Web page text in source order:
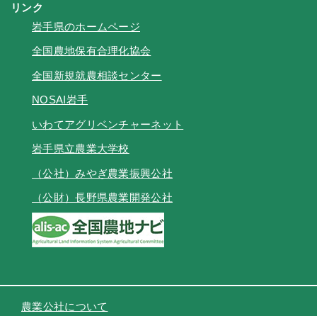
リンク
岩手県のホームページ
全国農地保有合理化協会
全国新規就農相談センター
NOSAI岩手
いわてアグリベンチャーネット
岩手県立農業大学校
（公社）みやぎ農業振興公社
（公財）長野県農業開発公社
農業公社について